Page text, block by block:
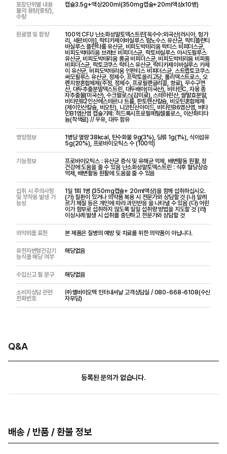
포장단위별 내용
물의 용량(중량),
수량
캡슐3.5g+액상200ml(350mg캡슐+20ml액상x10병)
원료명 및 함량
100억 CFU 난소화성말토덱스트린[옥수수:외국산(러시아, 헝가
리, 세르비아)], 락티카제이바실루스 람노수스 유산균, 락티플란티
바실루스 플란타룸 유산균, 비피도박테리움 락티스 비피더스균,
비피도박테리움 브레브 비피더스균, 락토바실루스 아시도필루스
유산균, 비피도박테리움 롱굼 비피더스균, 비피도박테리움 비피둠
비피더스균, 락토코쿠스 락티스 유산균, 락티카제이바실루스 카제
이 유산균, 비피도박테리움 인판티스 비피더스균, 스트렙토코쿠스
써모필루스 유산균, 정제수, 프락토올리고당, 폴리덱스트로스, 오
렌지향혼합제제(주정, 정제수, 프로필렌글리콜, 향료), 무수구연
산, 대두추출분말덱스트린, 대두배아(미국산), 비타민C, 자몽 종
자추출물(미국산), 수크랄로스(감미료), 스테아린산, 쌀발효분말,
비타민B2인산에스테르나 트륨, 판토텐산칼슘, 비오틴혼합제제
(제이인산칼슘, 비오틴), 니코틴산아미드, 비타민B6염산염, 비타
민B1염산염 캡슐기제: 히드록시프로필메틸셀룰로스, 이산화티타
늄(착색료) // 우유, 대두 함유
영양정보
1병당 열량 38kcal, 탄수화물 9g(3%), 당류 1g(1%), 식이섬유
5g(20%), 프로바이오틱스 수 (100억)
기능정보
프로바이오틱스 : 유산균 증식 및 유해균 억제, 배변활동 원활, 장
건강에 도움을 줄 수 있음 난소화성말토덱스트린 : 식후 혈당상승
억제, 배변활동 원활에 도움을 줄 수 있음
섭취 시 주의사항
및 부작용 발생 가
능성
1일 1회 1병 (350mg캡슐+ 20ml액상)을 함께 섭취하십시오.
(가) 질환이 있거나 의약품 복용 시 전문가와 상담할 것 (나) 알레
르기 체질 등은 개인에 따라 과민반응 을 나타낼 수 있음 (다) 어린
이가 함부로 섭취하지 않도록 일일 섭취량 방법을 지도할 것 (라)
이상사례 발생 시 섭취를 중단하고 전문가와 상담할 것
의약외품 표현 본 제품은 질병의 예방 및 치료를 위한 의약품이 아닙니다.
유전자변형건강기
능식품 해당 여부
해당없음
수입신고 필 문구 해당없음
소비자상담 관련
전화번호
㈜쎌바이오텍 인터내셔날 고객상담실 / 080-668-6108(수신
자부담)
Q&A
등록된 문의가 없습니다.
배송 / 반품 / 환불 정보